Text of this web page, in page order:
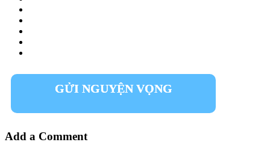
GỬI NGUYỆN VỌNG
Add a Comment